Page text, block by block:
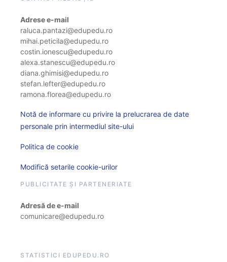
Adrese e-mail
raluca.pantazi@edupedu.ro
mihai.peticila@edupedu.ro
costin.ionescu@edupedu.ro
alexa.stanescu@edupedu.ro
diana.ghimisi@edupedu.ro
stefan.lefter@edupedu.ro
ramona.florea@edupedu.ro
Notă de informare cu privire la prelucrarea de date
personale prin intermediul site-ului
Politica de cookie
Modifică setarile cookie-urilor
PUBLICITATE ȘI PARTENERIATE
Adresă de e-mail
comunicare@edupedu.ro
STATISTICI EDUPEDU.RO